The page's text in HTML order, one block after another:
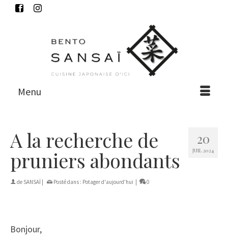
Menu
20
JUIL 2024
A la recherche de
pruniers abondants
de SANSAÏ Posté dans : Potager d'aujourd'hui 0
Bonjour,